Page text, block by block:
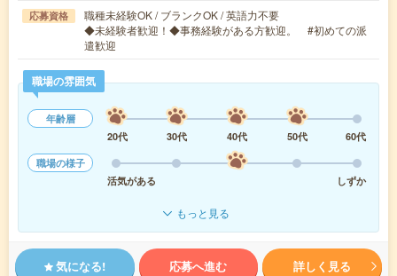
応募資格
職種未経験OK / ブランクOK / 英語力不要
◆未経験者歓迎！◆事務経験がある方歓迎。 #初めての派
遣歓迎
職場の雰囲気
年齢層
20代
30代 40代 50代
60代
職場の様子
活気がある
しずか
もっと見る
気になる! 応募へ進む 詳しく見る